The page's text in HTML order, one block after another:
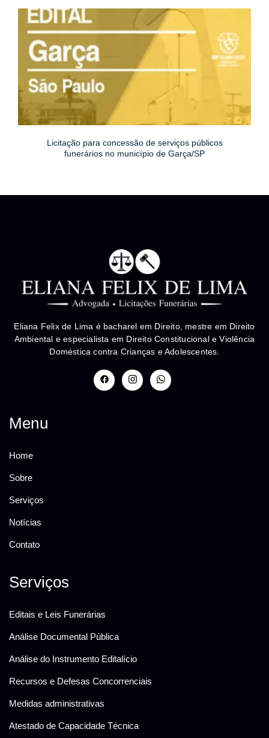
Licitação para concessão de serviços públicos
funerários no município de Garça/SP
Eliana Felix de Lima é bacharel em Direito, mestre em Direito
Ambiental e especialista em Direito Constitucional e Violência
Doméstica contra Crianças e Adolescentes.
Menu
Home
Sobre
Serviços
Notícias
Contato
Serviços
Editais e Leis Funerárias
Análise Documental Pública
Análise do Instrumento Editalício
Recursos e Defesas Concorrenciais
Medidas administrativas
Atestado de Capacidade Técnica